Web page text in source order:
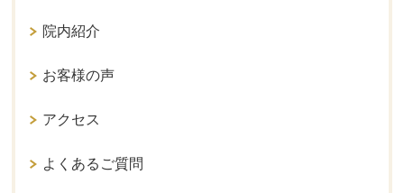
院内紹介
お客様の声
アクセス
よくあるご質問